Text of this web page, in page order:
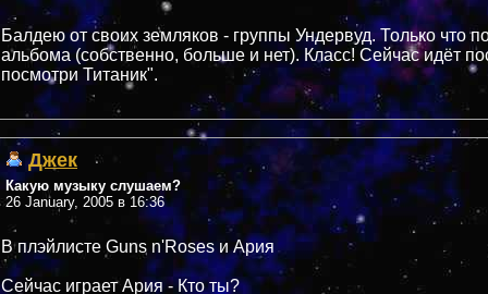
Балдею от своих земляков - группы Ундервуд. Только что
альбома (собственно, больше и нет). Класс! Сейчас идёт
посмотри Титаник".
Джек
Какую музыку слушаем?
26 January, 2005 в 16:36
В плэйлисте Guns n'Roses и Ария
Сейчас играет Ария - Кто ты?